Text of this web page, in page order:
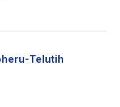
Telutih